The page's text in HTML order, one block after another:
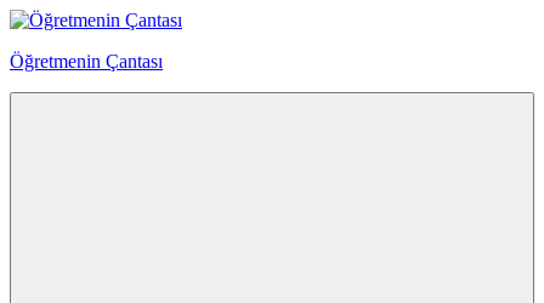
Skip
content
Öğretmenin Çantası